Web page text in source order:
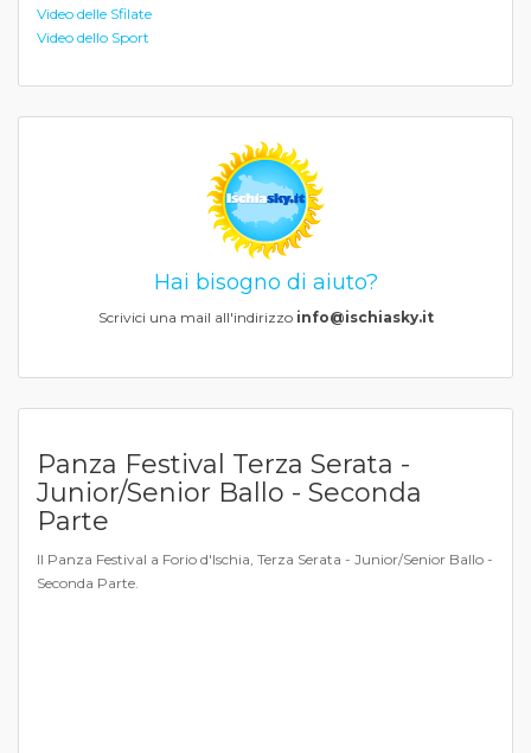
Video delle Sfilate
Video dello Sport
Hai bisogno di aiuto?
Scrivici una mail all'indirizzo info@ischiasky.it
Panza Festival Terza Serata -
Junior/Senior Ballo - Seconda
Parte
Il Panza Festival a Forio d'Ischia, Terza Serata - Junior/Senior Ballo -
Seconda Parte.